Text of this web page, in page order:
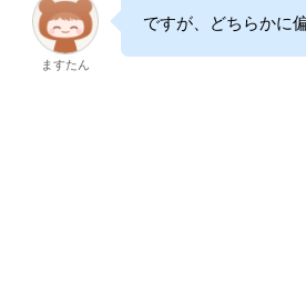
ますたん
ですが、どちらかに